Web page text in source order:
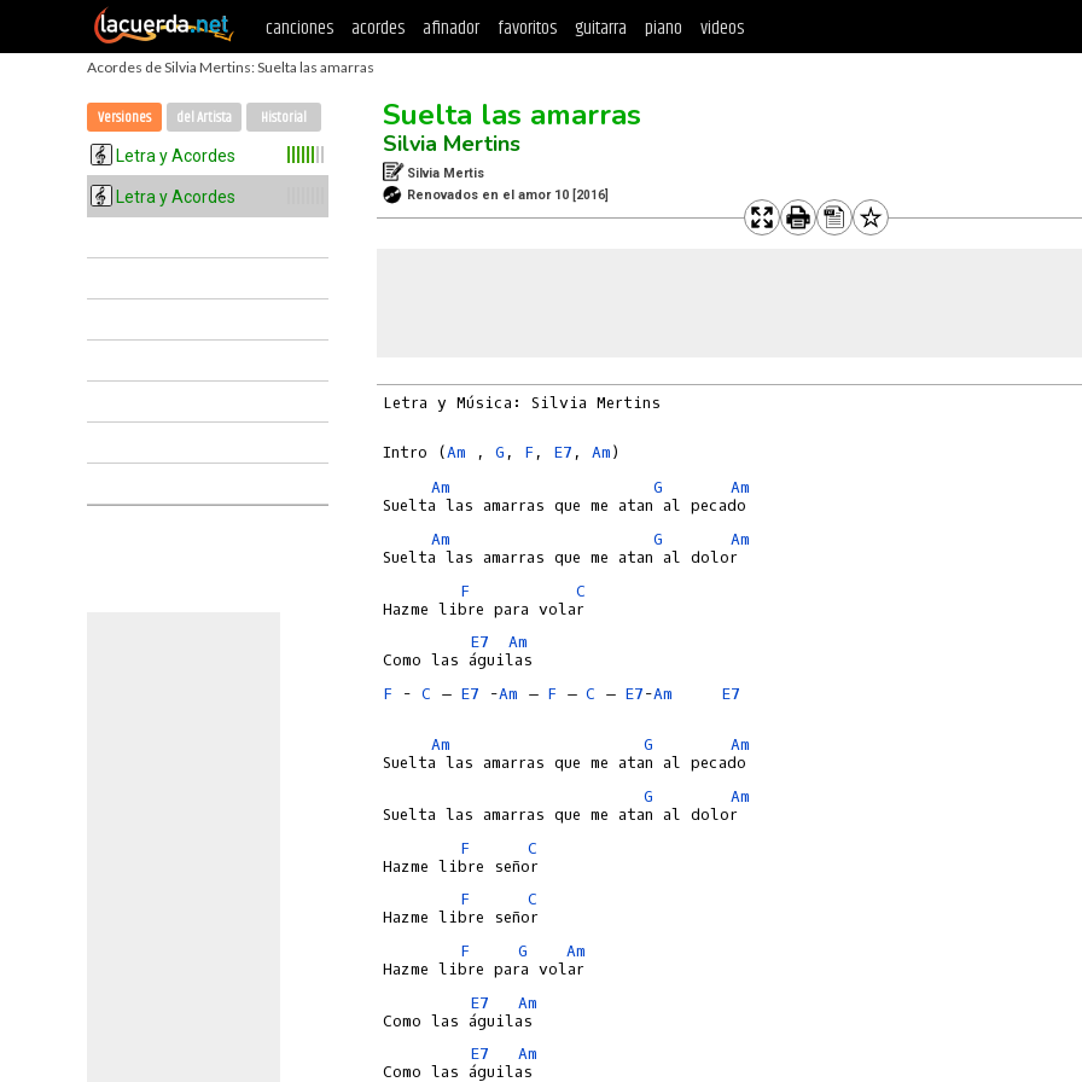
canciones acordes afinador favoritos guitarra piano videos
Acordes de Silvia Mertins: Suelta las amarras
Versiones del Artista Historial
Letra y Acordes
Letra y Acordes
Suelta las amarras
Silvia Mertins
Silvia Mertis
Renovados en el amor 10 [2016]
Letra y Música: Silvia Mertins
Intro (Am , G , F , E7 , Am
Am
G
Am
Am
G
Am
F
C
E7
Am
F - C – E7 -Am – F – C – E7-Am E7
Am G
Am
G
Am
F
C
F
C
F
G
Am
E7
Am
E7
Am
Como las águilas